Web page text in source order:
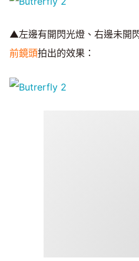
▲左邊有開閃光燈、右邊未開
前鏡頭拍出的效果：